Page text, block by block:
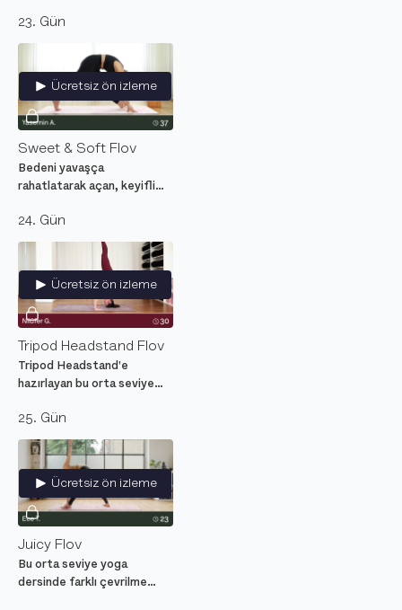
bilgilendirici yoga dersi.
23. Gün
Ücretsiz ön izleme
Sweet & Soft Flov
Bedeni yavaşça
rahatlatarak açan, keyifli
seviye pozlardan oluşan bir
yoga dersi.
24. Gün
Ücretsiz ön izleme
Tripod Headstand Flov
Tripod Headstand'e
hazırlayan bu orta seviye
faydalarını hisset.
25. Gün
Ücretsiz ön izleme
Juicy Flov
Bu orta seviye yoga
dersinde farklı çevrilme